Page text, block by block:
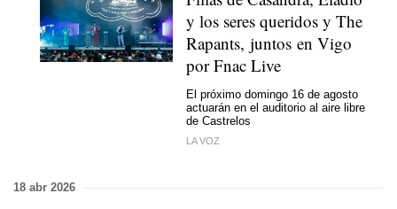
y los seres queridos y The
Rapants, juntos en Vigo
por Fnac Live
El próximo domingo 16 de agosto
actuarán en el auditorio al aire libre
de Castrelos
LA VOZ
18 abr 2026